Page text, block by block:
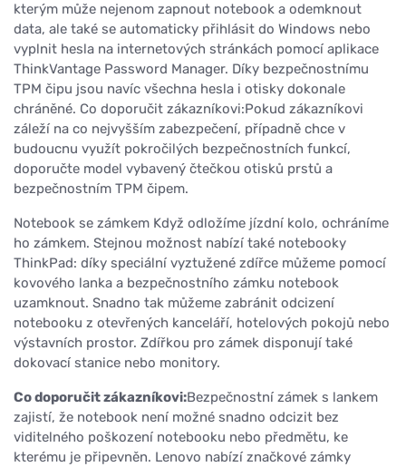
kterým může nejenom zapnout notebook a odemknout
data, ale také se automaticky přihlásit do Windows nebo
vyplnit hesla na internetových stránkách pomocí aplikace
ThinkVantage Password Manager. Díky bezpečnostnímu
TPM čipu jsou navíc všechna hesla i otisky dokonale
chráněné. Co doporučit zákazníkovi:Pokud zákazníkovi
záleží na co nejvyšším zabezpečení, případně chce v
budoucnu využít pokročilých bezpečnostních funkcí,
doporučte model vybavený čtečkou otisků prstů a
bezpečnostním TPM čipem.
Notebook se zámkem Když odložíme jízdní kolo, ochráníme
ho zámkem. Stejnou možnost nabízí také notebooky
ThinkPad: díky speciální vyztužené zdířce můžeme pomocí
kovového lanka a bezpečnostního zámku notebook
uzamknout. Snadno tak můžeme zabránit odcizení
notebooku z otevřených kanceláří, hotelových pokojů nebo
výstavních prostor. Zdířkou pro zámek disponují také
dokovací stanice nebo monitory.
Co doporučit zákazníkovi:Bezpečnostní zámek s lankem
zajistí, že notebook není možné snadno odcizit bez
viditelného poškození notebooku nebo předmětu, ke
kterému je připevněn. Lenovo nabízí značkové zámky